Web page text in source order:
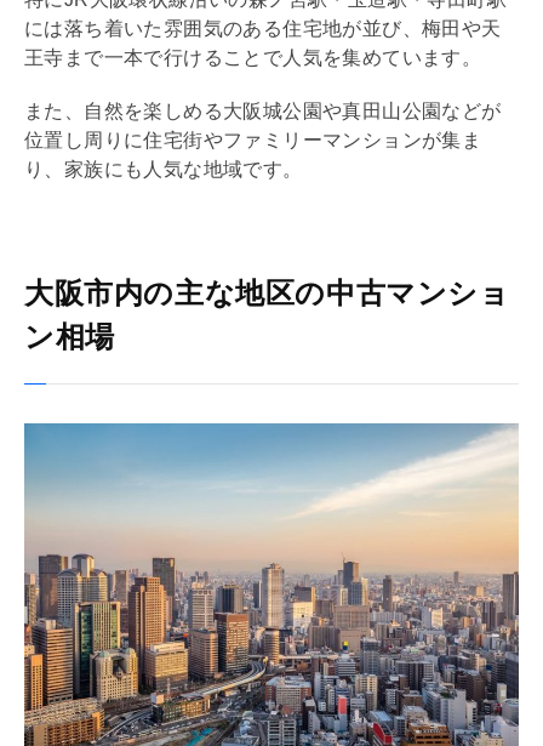
には落ち着いた雰囲気のある住宅地が並び、梅田や天
王寺まで一本で行けることで人気を集めています。
また、自然を楽しめる大阪城公園や真田山公園などが
位置し周りに住宅街やファミリーマンションが集ま
り、家族にも人気な地域です。
大阪市内の主な地区の中古マンショ
ン相場